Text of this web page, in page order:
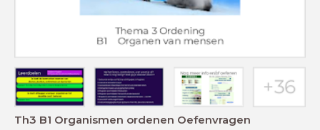
Th3 B1 Organismen ordenen Oefenvragen